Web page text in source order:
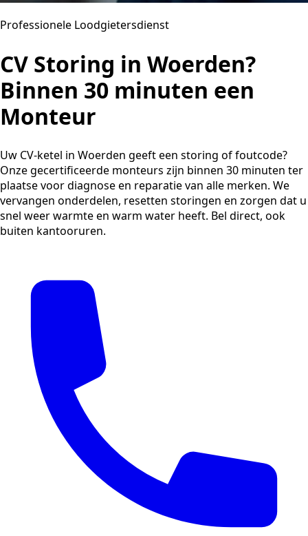
Professionele Loodgietersdienst
CV Storing in Woerden?
Binnen 30 minuten een
Monteur
Uw CV-ketel in Woerden geeft een storing of foutcode?
Onze gecertificeerde monteurs zijn binnen 30 minuten ter
plaatse voor diagnose en reparatie van alle merken. We
vervangen onderdelen, resetten storingen en zorgen dat u
snel weer warmte en warm water heeft. Bel direct, ook
buiten kantooruren.